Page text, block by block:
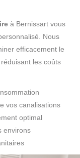
à Bernissart vous
Nous
efficacement le
les coûts
vos canalisations
optimal
environs